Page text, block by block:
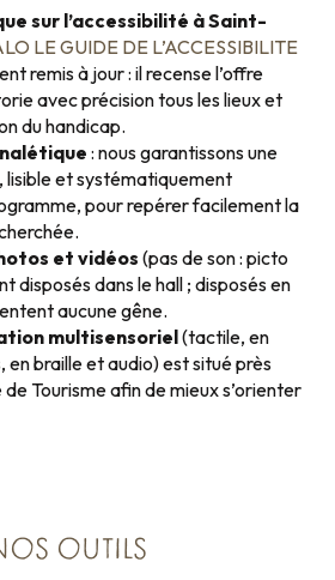
sur l’accessibilité à Saint-
LE GUIDE DE L’ACCESSIBILITE
remis à jour : il recense l’offre
avec précision tous les lieux et
du handicap.
: nous garantissons une
lisible et systématiquement
pour repérer facilement la
et vidéos (pas de son : picto
disposés dans le hall ; disposés en
aucune gêne.
multisensoriel(tactile, en
en braille et audio) est situé près
de Tourisme afin de mieux s’orienter
OUTILS